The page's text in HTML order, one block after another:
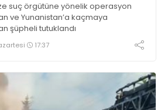
suç örgütüne yönelik operasyon
ve Yunanistan’a kaçmaya
şüpheli tutuklandı
17:37